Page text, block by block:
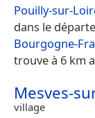
Pouilly-sur-
dans le
Bourgogne-
trouve à 6 km
Mesves-
village